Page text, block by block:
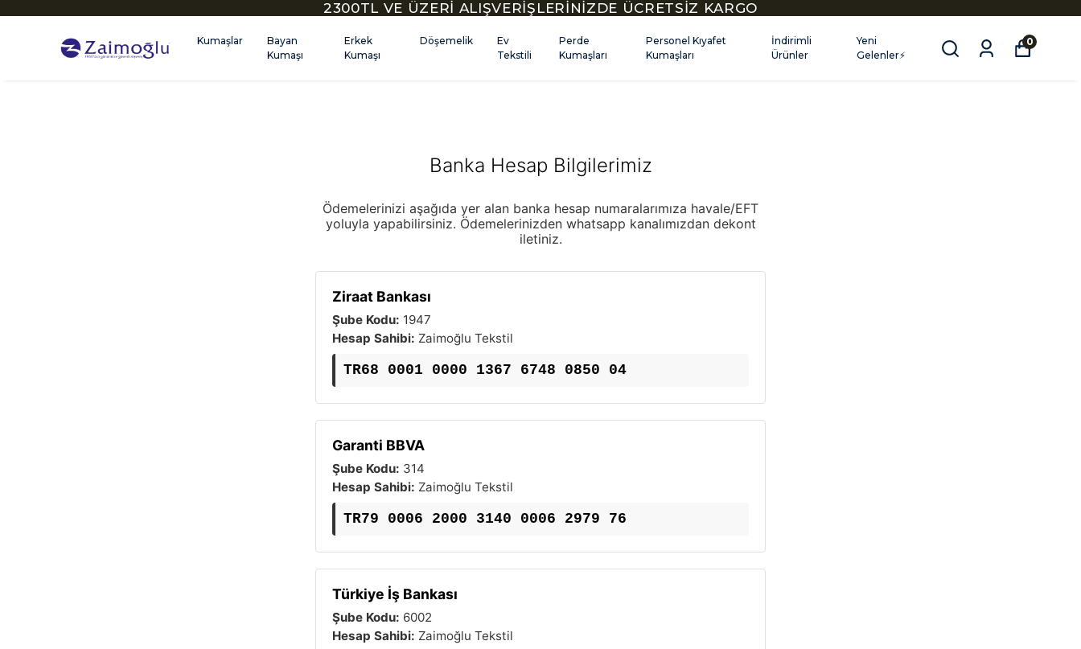
2300TL VE ÜZERİ ALIŞVERİŞLERİNİZDE ÜCRETSİZ KARGO
Kumaşlar
Bayan
Kumaşı
Erkek
Kumaşı
Döşemelik
Ev
Tekstili
Perde
Kumaşları
Personel Kıyafet
Kumaşları
İndirimli
Ürünler
Yeni
Gelenler⚡
0
Banka Hesap Bilgilerimiz
Ödemelerinizi aşağıda yer alan banka hesap numaralarımıza havale/EFT
yoluyla yapabilirsiniz. Ödemelerinizden whatsapp kanalımızdan dekont
iletiniz.
Ziraat Bankası
Şube Kodu: 1947
Hesap Sahibi: Zaimoğlu Tekstil
TR68 0001 0000 1367 6748 0850 04
Garanti BBVA
Şube Kodu: 314
Hesap Sahibi: Zaimoğlu Tekstil
TR79 0006 2000 3140 0006 2979 76
Türkiye İş Bankası
Şube Kodu: 6002
Hesap Sahibi: Zaimoğlu Tekstil